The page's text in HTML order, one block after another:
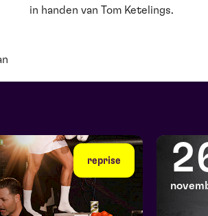
in handen van Tom Ketelings.
reprise